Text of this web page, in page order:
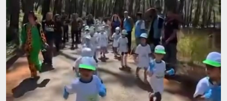
SAĞLIK
İLETIŞIM
KÜNYE